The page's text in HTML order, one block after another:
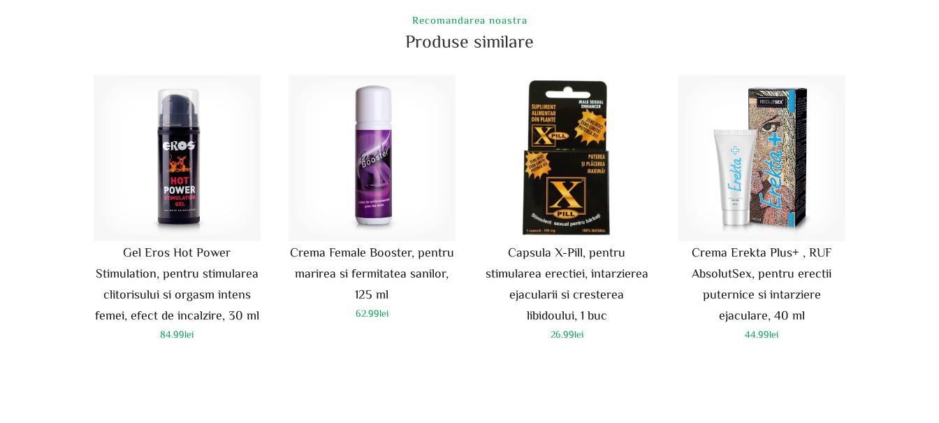
Recomandarea noastra
Produse similare
Gel Eros Hot Power
Stimulation, pentru stimularea
clitorisului si orgasm intens
femei, efect de incalzire, 30 ml
84.99lei
Crema Female Booster, pentru
marirea si fermitatea sanilor,
125 ml
62.99lei
Capsula X-Pill, pentru
stimularea erectiei, intarzierea
ejacularii si cresterea
libidoului, 1 buc
26.99lei
Crema Erekta Plus+ , RUF
AbsolutSex, pentru erectii
puternice si intarziere
ejaculare, 40 ml
44.99lei